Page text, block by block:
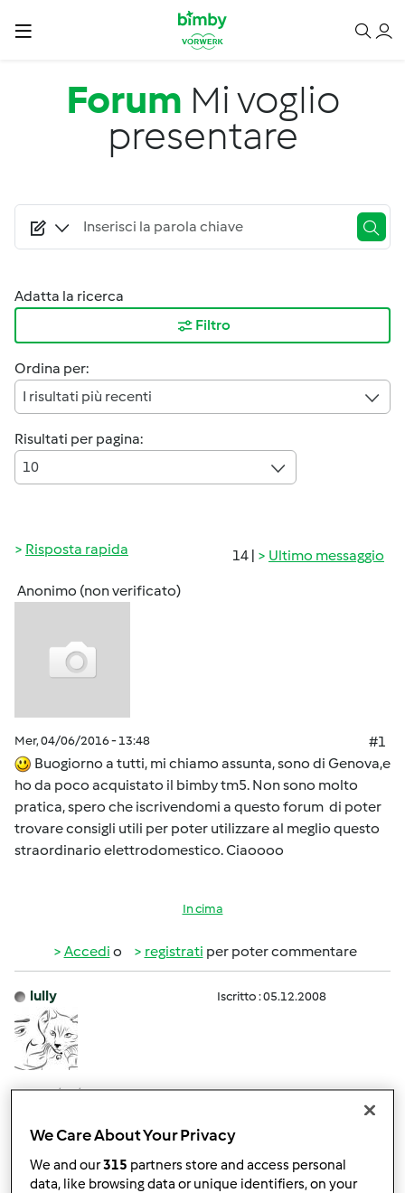
Salta al contenuto principale
Forum Mi voglio
presentare
Adatta la ricerca
Filtro
Ordina per:
I risultati più recenti
Risultati per pagina:
10
14 | Ultimo messaggio
Risposta rapida
Anonimo (non verificato)
Mer, 04/06/2016 - 13:48
#1
Buogiorno a tutti, mi chiamo assunta, sono di Genova,e
ho da poco acquistato il bimby tm5. Non sono molto
pratica, spero che iscrivendomi a questo forum di poter
trovare consigli utili per poter utilizzare al meglio questo
straordinario elettrodomestico. Ciaoooo
In cima
Accedi o registrati per poter commentare
lully Iscritto : 05.12.2008
Mer, 04/06/2016 - 14:04
#2
amiche, tante ricette e anche tanti consigli!!!
We Care About Your Privacy
We and our315 partners store and access personal
data, like browsing data or unique identifiers, on your